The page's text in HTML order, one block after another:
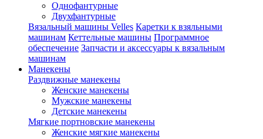
Однофантурные
Двухфантурные
Вязальный машины Velles Каретки к взяльными
машинам Кеттельные машины Программное
обеспечение Запчасти и аксессуары к вязальным
машинам
Манекены
Раздвижные манекены
Женские манекены
Мужские манекены
Детские манекены
Мягкие портновские манекены
Женские мягкие манекены